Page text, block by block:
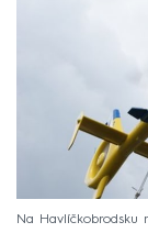
Na Havlíčkobrodsku